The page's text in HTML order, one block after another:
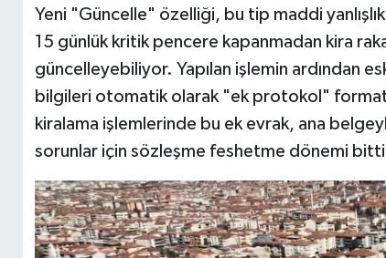
Yeni "Güncelle" özelliği, bu tip maddi
15 günlük kritik pencere kapanmadan kira
güncelleyebiliyor. Yapılan işlemin ardından
bilgileri otomatik olarak "ek protokol"
kiralama işlemlerinde bu ek evrak, ana
sorunlar için sözleşme feshetme dönemi